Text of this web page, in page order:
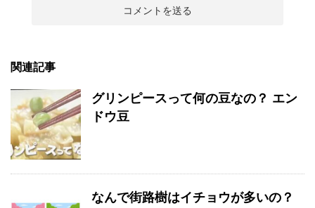
関連記事
グリンピースって何の豆なの？ エン
ドウ豆
なんで街路樹はイチョウが多いの？